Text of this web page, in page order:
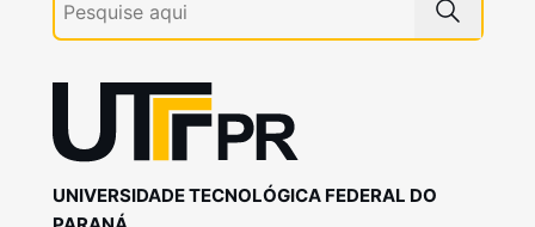
UNIVERSIDADE TECNOLÓGICA FEDERAL DO